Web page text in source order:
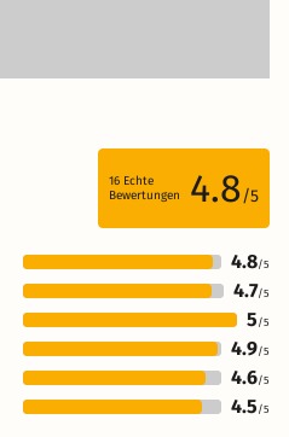
16 Echte
Bewertungen
4.8/5
4.8/5
4.7/5
5 /5
4.9/5
4.6/5
4.5 /5